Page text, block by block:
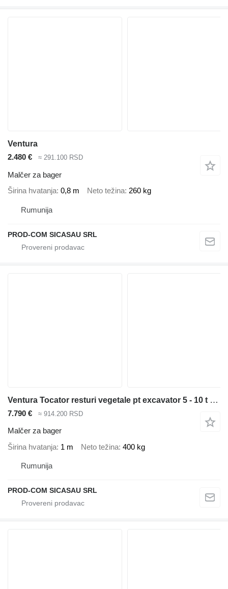
Ventura
2.480 €
≈ 291.100 RSD
Malčer za bager
Širina hvatanja 0,8 m Neto težina 260 kg
Rumunija
PROD-COM SICASAU SRL
Ventura Tocator resturi vegetale pt excavator 5 - 10 t - TOCATINS
7.790 € ≈ 914.200 RSD
Malčer za bager
Širina hvatanja 1 m Neto težina 400 kg
Rumunija
PROD-COM SICASAU SRL